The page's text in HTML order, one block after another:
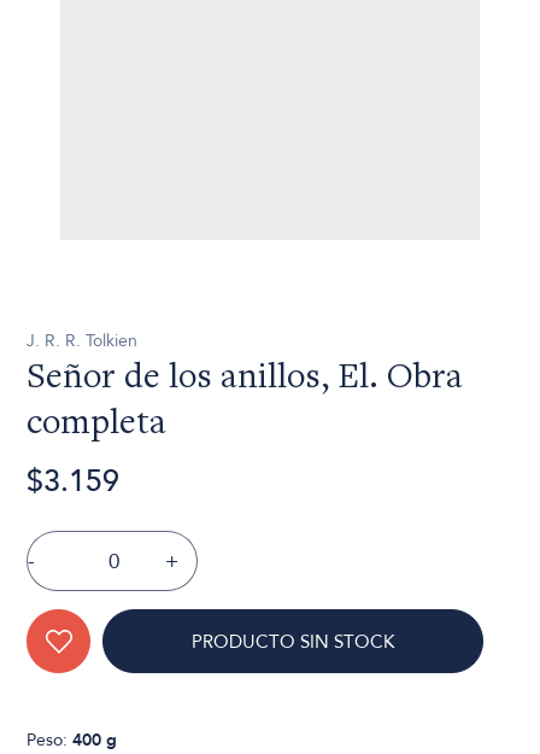
J. R. R. Tolkien
Señor de los anillos, El. Obra
completa
$3.159
- +
PRODUCTO SIN STOCK
Peso:400 g